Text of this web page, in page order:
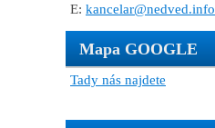
E: kancelar@nedved.info
Mapa GOOGLE
Tady nás najdete